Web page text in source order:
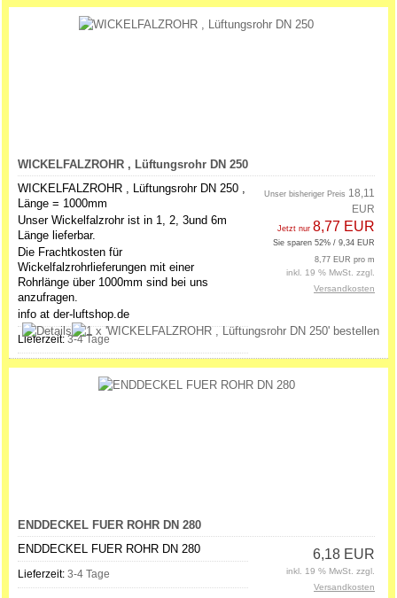
WICKELFALZROHR , Lüftungsrohr DN 250
WICKELFALZROHR , Lüftungsrohr DN 250 ,
Länge = 1000mm
Unser Wickelfalzrohr ist in 1, 2, 3und 6m
Länge lieferbar.
Die Frachtkosten für
Wickelfalzrohrlieferungen mit einer
Rohrlänge über 1000mm sind bei uns
anzufragen.
info at der-luftshop.de
Lieferzeit: 3-4 Tage
Unser bisheriger Preis 18,11
EUR
Jetzt nur 8,77 EUR
Sie sparen 52% / 9,34 EUR
8,77 EUR pro m
inkl. 19 % MwSt. zzgl.
Versandkosten
ENDDECKEL FUER ROHR DN 280
ENDDECKEL FUER ROHR DN 280
Lieferzeit: 3-4 Tage
6,18 EUR
inkl. 19 % MwSt. zzgl.
Versandkosten